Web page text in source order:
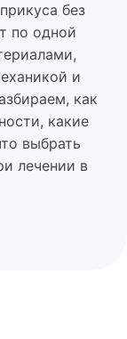
без
по одной
и
как
какие
выбрать
лечении в